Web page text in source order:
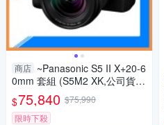
商店 ~Panasonic S5 II X+20-6
0mm 套組 (S5M2 XK,公司貨)
S5IIXK
$75,840 $75,990
限時下殺